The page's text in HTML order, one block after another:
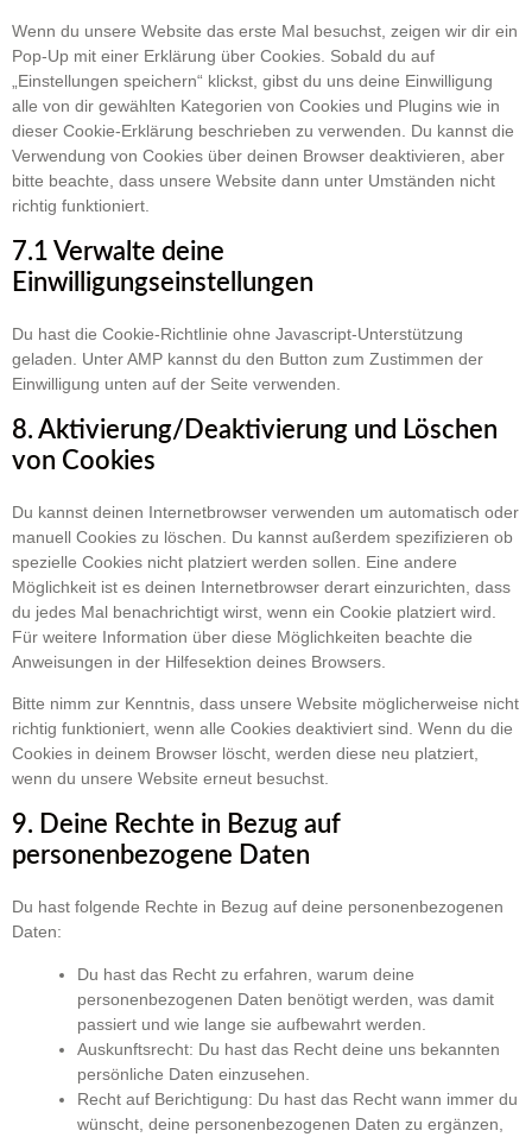
Wenn du unsere Website das erste Mal besuchst, zeigen wir dir ein
Pop-Up mit einer Erklärung über Cookies. Sobald du auf
„Einstellungen speichern“ klickst, gibst du uns deine Einwilligung
alle von dir gewählten Kategorien von Cookies und Plugins wie in
dieser Cookie-Erklärung beschrieben zu verwenden. Du kannst die
Verwendung von Cookies über deinen Browser deaktivieren, aber
bitte beachte, dass unsere Website dann unter Umständen nicht
richtig funktioniert.
7.1 Verwalte deine
Einwilligungseinstellungen
Du hast die Cookie-Richtlinie ohne Javascript-Unterstützung
geladen. Unter AMP kannst du den Button zum Zustimmen der
Einwilligung unten auf der Seite verwenden.
8. Aktivierung/Deaktivierung und Löschen
von Cookies
Du kannst deinen Internetbrowser verwenden um automatisch oder
manuell Cookies zu löschen. Du kannst außerdem spezifizieren ob
spezielle Cookies nicht platziert werden sollen. Eine andere
Möglichkeit ist es deinen Internetbrowser derart einzurichten, dass
du jedes Mal benachrichtigt wirst, wenn ein Cookie platziert wird.
Für weitere Information über diese Möglichkeiten beachte die
Anweisungen in der Hilfesektion deines Browsers.
Bitte nimm zur Kenntnis, dass unsere Website möglicherweise nicht
richtig funktioniert, wenn alle Cookies deaktiviert sind. Wenn du die
Cookies in deinem Browser löscht, werden diese neu platziert,
wenn du unsere Website erneut besuchst.
9. Deine Rechte in Bezug auf
personenbezogene Daten
Du hast folgende Rechte in Bezug auf deine personenbezogenen
Daten:
Du hast das Recht zu erfahren, warum deine
personenbezogenen Daten benötigt werden, was damit
passiert und wie lange sie aufbewahrt werden.
Auskunftsrecht: Du hast das Recht deine uns bekannten
persönliche Daten einzusehen.
Recht auf Berichtigung: Du hast das Recht wann immer du
wünscht, deine personenbezogenen Daten zu ergänzen,